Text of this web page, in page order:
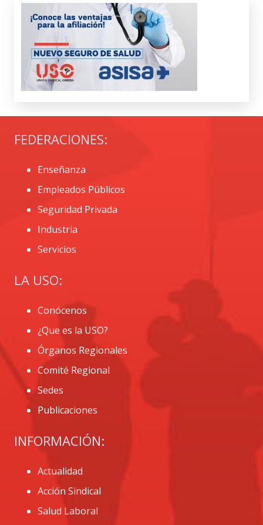
FEDERACIONES:
Enseñanza
Empleados Públicos
Seguridad Privada
Industria
Servicios
LA USO:
Conócenos
¿Que es la USO?
Órganos Regionales
Comité Regional
Sedes
Publicaciones
INFORMACIÓN:
Actualidad
Acción Sindical
Salud Laboral